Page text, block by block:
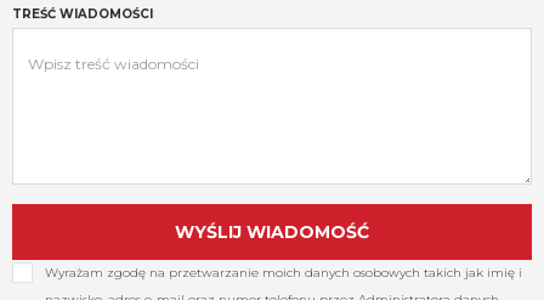
TREŚĆ WIADOMOŚCI
Wyrażam zgodę na przetwarzanie moich danych osobowych takich jak imię i